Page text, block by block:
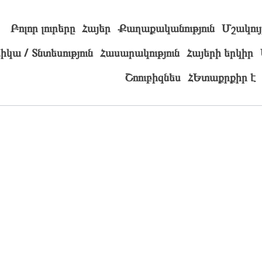
Բոլոր լուրերը Հայեր Քաղաքականություն
/ Տնտեսություն Հասարակություն Հայերի երկիր
Շոուբիզնես ՀԵտաքրքիր է